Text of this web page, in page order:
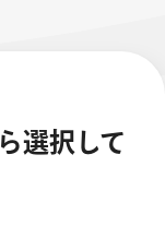
ら選択 して